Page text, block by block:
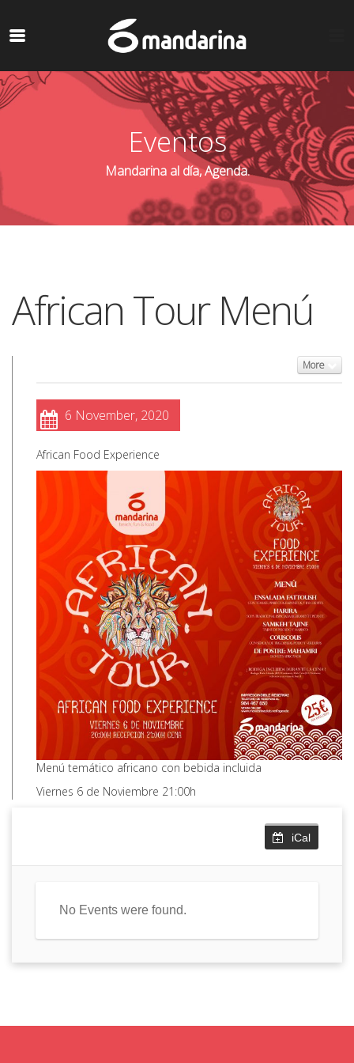
Eventos
Mandarina al día, Agenda.
African Tour Menú
More
6 November, 2020
African Food Experience
Menú temático africano con bebida incluida
Viernes 6 de Noviembre 21:00h
iCal
No Events were found.